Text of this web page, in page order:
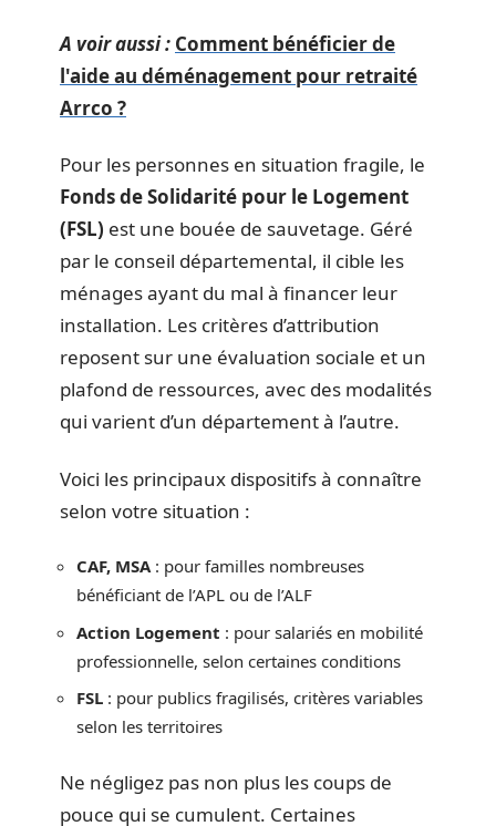
A voir aussi : Comment bénéficier de
l'aide au déménagement pour retraité
Arrco ?
Pour les personnes en situation fragile, le
Fonds de Solidarité pour le Logement
(FSL) est une bouée de sauvetage. Géré
par le conseil départemental, il cible les
ménages ayant du mal à financer leur
installation. Les critères d’attribution
reposent sur une évaluation sociale et un
plafond de ressources, avec des modalités
qui varient d’un département à l’autre.
Voici les principaux dispositifs à connaître
selon votre situation :
CAF, MSA: pour familles nombreuses
bénéficiant de l’APL ou de l’ALF
Action Logement : pour salariés en mobilité
professionnelle, selon certaines conditions
FSL : pour publics fragilisés, critères variables
selon les territoires
Ne négligez pas non plus les coups de
pouce qui se cumulent. Certaines